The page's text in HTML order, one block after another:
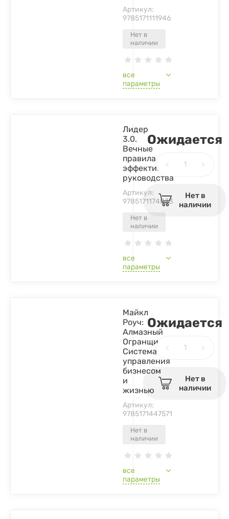
Нет в
наличии
Артикул:
9785171111946
все
параметры
Нет в
наличии
Лидер
3.0.
Вечные
правила
эффективного
руководства
Артикул:
9785171174033
все
параметры
Ожидается
Нет в
наличии
Нет в
наличии
Майкл
Роуч:
Алмазный
Огранщик.
Система
управления
бизнесом
и
жизнью
Артикул:
9785171447571
все
параметры
Ожидается
Нет в
наличии